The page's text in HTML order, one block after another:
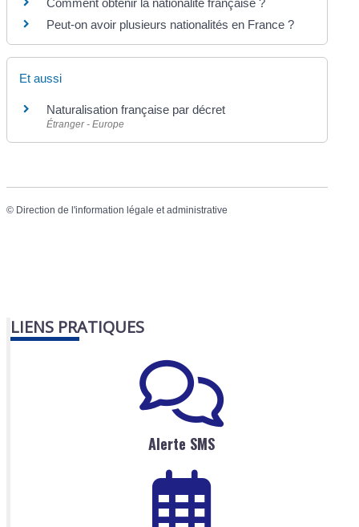
Peut-on avoir plusieurs nationalités en France ?
Et aussi
Naturalisation française par décret
Étranger - Europe
© Direction de l'information légale et administrative
LIENS PRATIQUES
Alerte SMS